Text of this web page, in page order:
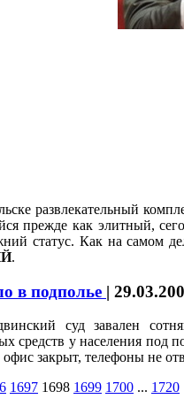
развлекательный
прежде как элитный,
статус. Как на самом
.
в подполье |
суд завален
средств у населения под
закрыт, телефоны не
1697 1698 1699 1700 ... 1720